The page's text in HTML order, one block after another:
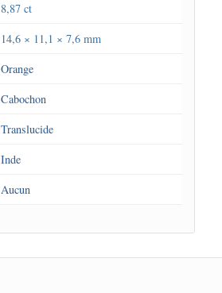
8,87 ct
14,6 × 11,1 × 7,6 mm
Orange
Cabochon
Translucide
Inde
Aucun